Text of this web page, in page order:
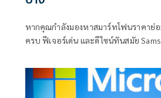
หากคุณกำลังมองหาสมาร์ทโฟนราคาย่
ครบ ฟีเจอร์เด่น และดีไซน์ทันสมัย